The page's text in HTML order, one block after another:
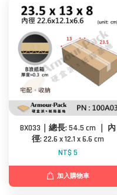
BX033｜總長: 54.5 cm ｜ 內
徑: 22.6 x 12.1 x 6.6 cm
NT$ 5
加入購物車